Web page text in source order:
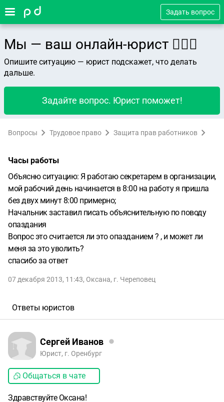
Задать вопрос
Мы — ваш онлайн-юрист 👨🏻‍⚖️
Опишите ситуацию — юрист подскажет, что делать
дальше.
Задайте вопрос. Юрист поможет!
Вопросы Трудовое право Защита прав работников
Часы работы
Объясню ситуацию: Я работаю секретарем в организации,
мой рабочий день начинается в 8:00 на работу я пришла
без двух минут 8:00 примерно;
Начальник заставил писать объяснительную по поводу
опаздания
Вопрос это считается ли это опазданием ? , и может ли
меня за это уволить?
спасибо за ответ
07 декабря 2013, 11:43, Оксана, г. Череповец
Ответы юристов
Сергей Иванов
Юрист, г. Оренбург
Общаться в чате
Здравствуйте Оксана!